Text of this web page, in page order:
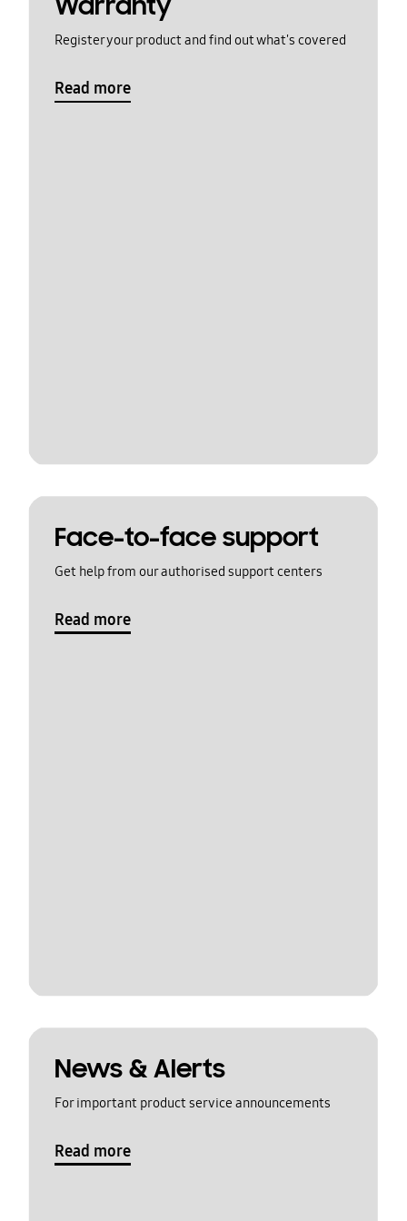
Register your product and find out what's covered
Read more
Face-to-face support
Get help from our authorised support centers
Read more
News & Alerts
For important product service announcements
Read more